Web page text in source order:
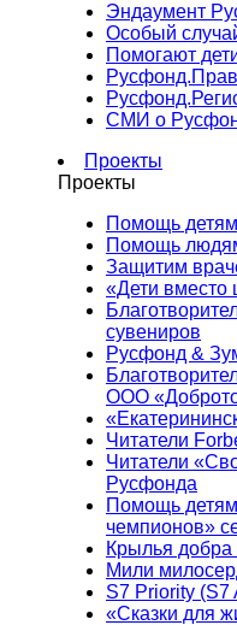
Эндаумент
Особый
Помогают
СМИ о
Проекты
Проекты
Помощь
Помощь
Защитим
«Дети вместо
сувениров
Русфонд &
ООО
Читатели
Читатели
Русфонда
Помощь детям
чемпионов»
Крылья добра
Мили
S7 Priority (S7
«Сказки для